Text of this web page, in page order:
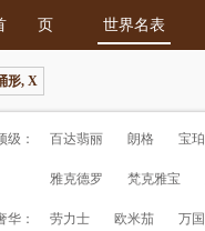
页 世界名表
形, X
级： 百达翡丽 朗格 宝珀
雅克德罗 梵克雅宝
华： 劳力士 欧米茄 万国